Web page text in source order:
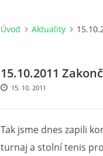
Úvod Aktuality
15.10.2011
15. 10. 2011
Tak jsme dnes zapili
turnaj a stolní tenis